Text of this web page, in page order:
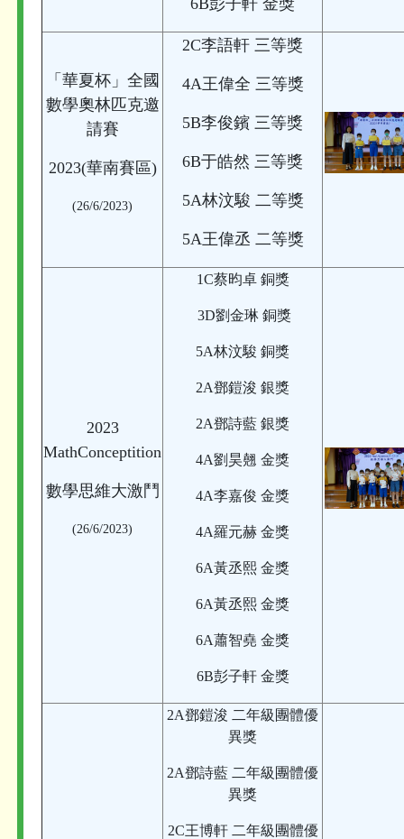
6B彭子軒 金獎
「華夏杯」全國
數學奧林匹克邀
請賽
2023(華南賽區)
(26/6/2023)
2C李語軒 三等獎
4A王偉全 三等獎
5B李俊鑌 三等獎
6B于皓然 三等獎
5A林汶駿 二等獎
5A王偉丞 二等獎
2023
MathConceptition
數學思維大激鬥
(26/6/2023)
1C蔡昀卓 銅獎
3D劉金琳 銅獎
5A林汶駿 銅獎
2A鄧鎧浚 銀獎
2A鄧詩藍 銀獎
4A劉昊翹 金獎
4A李嘉俊 金獎
4A羅元赫 金獎
6A黃丞熙 金獎
6A黃丞熙 金獎
6A蕭智堯 金獎
6B彭子軒 金獎
2A鄧鎧浚 二年級團體優
異獎
2A鄧詩藍 二年級團體優
異獎
2C王博軒 二年級團體優